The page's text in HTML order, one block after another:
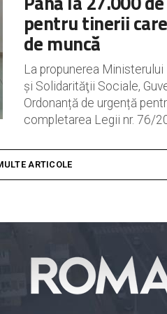
pentru tinerii
de muncă
La propunerea
şi Solidarităţii Sociale,
Ordonanță de urgență
completarea Legii nr. 76/
ARTICOLE